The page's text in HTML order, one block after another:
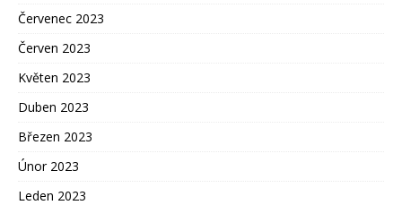
Červenec 2023
Červen 2023
Květen 2023
Duben 2023
Březen 2023
Únor 2023
Leden 2023